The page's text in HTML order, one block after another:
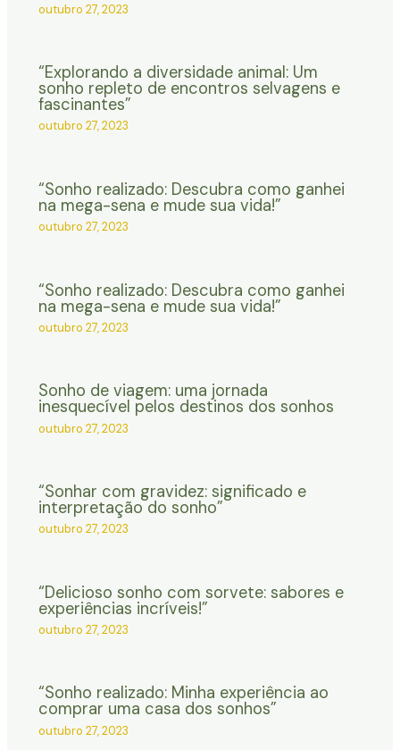
outubro 27, 2023
“Explorando a diversidade animal: Um
sonho repleto de encontros selvagens e
fascinantes”
outubro 27, 2023
“Sonho realizado: Descubra como ganhei
na mega-sena e mude sua vida!”
outubro 27, 2023
“Sonho realizado: Descubra como ganhei
na mega-sena e mude sua vida!”
outubro 27, 2023
Sonho de viagem: uma jornada
inesquecível pelos destinos dos sonhos
outubro 27, 2023
“Sonhar com gravidez: significado e
interpretação do sonho”
outubro 27, 2023
“Delicioso sonho com sorvete: sabores e
experiências incríveis!”
outubro 27, 2023
“Sonho realizado: Minha experiência ao
comprar uma casa dos sonhos”
outubro 27, 2023